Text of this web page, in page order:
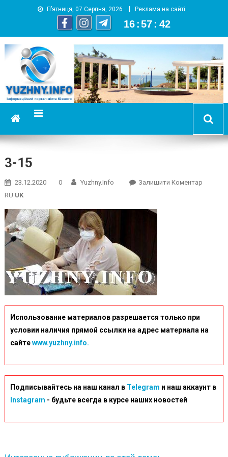
П’ятниця, 07 Серпня, 2026 Реклама на сайті
16 :57 : 42
YUZHNY.INFO
информационный портал города Южный
3-15
23.12.2020 0 Yuzhny.info Залишити КоментарOn
RU UK
Использование материалов разрешается только при
условии наличия прямой ссылки на адрес материала на
сайтеwww.yuzhny.info.
Подписывайтесь на наш канал в Telegram и наш аккаунт в
Instagram - будьте всегда в курсе наших новостей